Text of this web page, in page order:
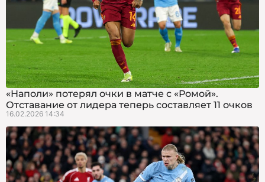
«Наполи» потерял очки в матче с «Ромой».
Отставание от лидера теперь составляет 11 очков
16.02.2026 14:34